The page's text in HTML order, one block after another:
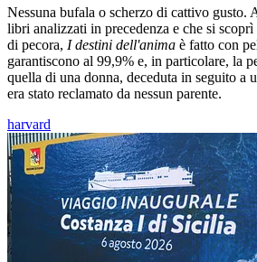
Nessuna bufala o scherzo di cattivo gusto.
libri analizzati in precedenza e che si
di pecora, I destini dell'anima è fatto con
garantiscono al 99,9% e, in particolare, la
quella di una donna, deceduta in seguito a
era stato reclamato da nessun parente.
harvard